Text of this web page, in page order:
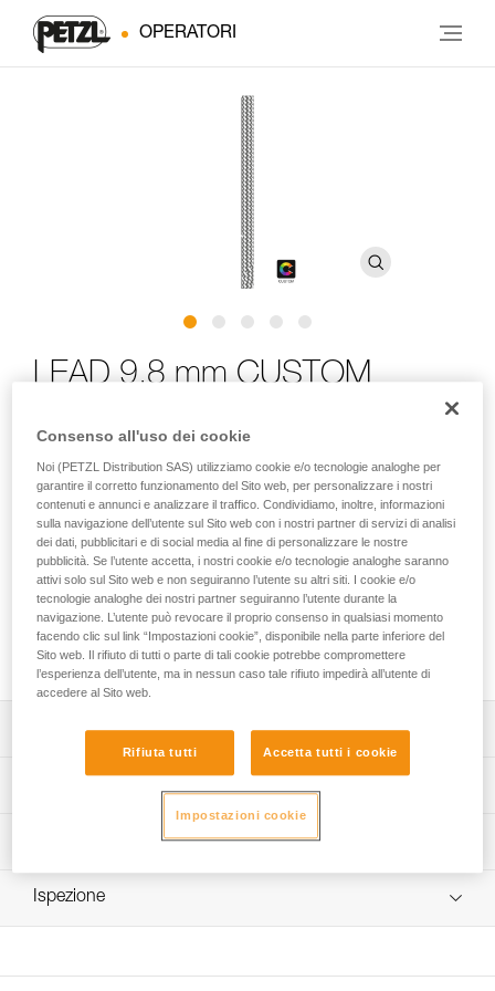
OPERATORI
LEAD 9.8 mm CUSTOM
Corda dinamica da 9,8 mm di diametro per l’arrampicata
La corda dinamica LEAD 9.8 mm CUSTOM è destinata alla
pratica dell’arrampicata da primo o in moulinette. Il diametro
e la flessibilità consentono un’ottima prensilità nelle fasi di
formazione e semplificano l’utilizzo dei dispositivi di
assicurazione. È disponibile in tre colori. La lunghezza, la
terminazione e i connettori sono personalizzabili per
rispondere esattamente alle esigenze della struttura. Questa
corda non è adatta all’utilizzo permanente in moulinette.
Descrizione
Corda dinamica polivalente e confortevole:
- progettata per essere utilizzata in arrampicata da primo
e in moulinette (1),
- prensilità che consente un buon controllo nelle fasi di
- diametro e flessibilità per facilitare l’utilizzo dei dispositivi
Certificazione(i): CE EN 892, UIAA
Forza d'arresto: 8,4 kN
Informazioni tecniche
Scarica il pdf technical-notice-LEAD-1
Scarica il pdf EU-Declaration-R063XY LEAD 9.8
Ispezione
Consenso all'uso dei cookie
Noi (PETZL Distribution SAS) utilizziamo cookie e/o tecnologie analoghe per
garantire il corretto funzionamento del Sito web, per personalizzare i nostri
contenuti e annunci e analizzare il traffico. Condividiamo, inoltre, informazioni
sulla navigazione dell’utente sul Sito web con i nostri partner di servizi di analisi
dei dati, pubblicitari e di social media al fine di personalizzare le nostre
pubblicità. Se l’utente accetta, i nostri cookie e/o tecnologie analoghe saranno
attivi solo sul Sito web e non seguiranno l’utente su altri siti. I cookie e/o
tecnologie analoghe dei nostri partner seguiranno l’utente durante la
navigazione. L’utente può revocare il proprio consenso in qualsiasi momento
facendo clic sul link “Impostazioni cookie”, disponibile nella parte inferiore del
Sito web. Il rifiuto di tutti o parte di tali cookie potrebbe compromettere
l’esperienza dell’utente, ma in nessun caso tale rifiuto impedirà all’utente di
accedere al Sito web.
Rifiuta tutti Accetta tutti i cookie
Impostazioni cookie